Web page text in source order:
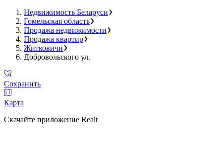
Недвижимость Беларуси
Гомельская область
Продажа недвижимости
Продажа квартир
Житковичи
Добровольского ул.
Сохранить
Карта
Скачайте приложение Realt